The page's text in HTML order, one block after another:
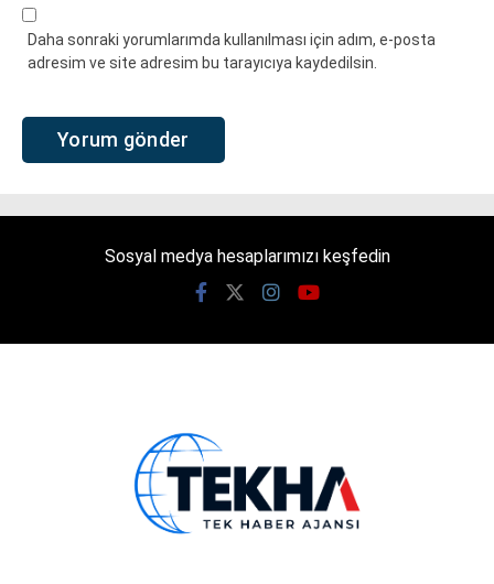
Daha sonraki yorumlarımda kullanılması için adım, e-posta
adresim ve site adresim bu tarayıcıya kaydedilsin.
Sosyal medya hesaplarımızı keşfedin